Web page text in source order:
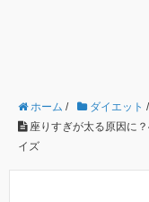
ホーム / ダイエット /
座りすぎが太る原因に
イズ